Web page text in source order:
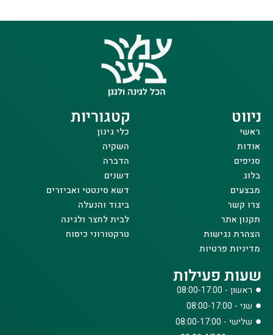
ניווט
ראשי
אודות
סניפים
בלוג
מבצעים
צרו קשר
תקנון אתר
הצהרת נגישות
מדיניות פרטיות
קטגוריות
כלי גינון
השקיה
הדברה
דשנים
דשא סינטטי ואביזרים
ביגוד והנעלה
לבית לחצר ולגינה
טרקטורוני כיסוח
שעות פעילות
ראשון - 08:00-17:00
שני - 08:00-17:00
שלישי - 08:00-17:00